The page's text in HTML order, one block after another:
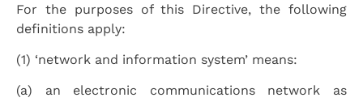
For the purposes of this Directive, the following
definitions apply:
(1) ‘network and information system’ means:
(a) an electronic communications network as